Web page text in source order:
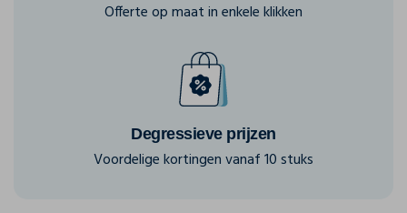
Offerte op maat in enkele klikken
Degressieve prijzen
Voordelige kortingen vanaf 10 stuks